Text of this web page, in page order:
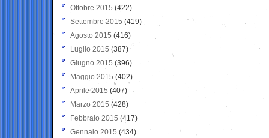
Ottobre 2015 (422)
Settembre 2015 (419)
Agosto 2015 (416)
Luglio 2015 (387)
Giugno 2015 (396)
Maggio 2015 (402)
Aprile 2015 (407)
Marzo 2015 (428)
Febbraio 2015 (417)
Gennaio 2015 (434)